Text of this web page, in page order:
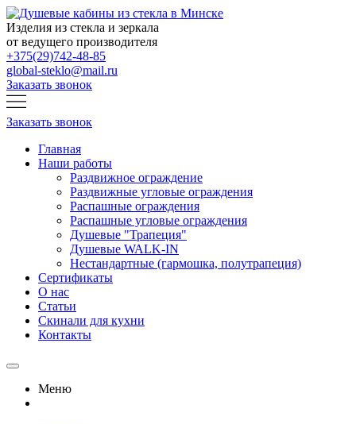
Изделия из стекла и зеркала
от ведущего производителя
+375(29)742-48-85
global-steklo@mail.ru
Заказать звонок
Заказать звонок
Главная
Наши работы
Раздвижное ограждение
Раздвижные угловые ограждения
Распашные ограждения
Распашные угловые ограждения
Душевые "Трапеция"
Душевые WALK-IN
Нестандартные (гармошка, полутрапеция)
Сертификаты
О нас
Статьи
Скинали для кухни
Контакты
Меню